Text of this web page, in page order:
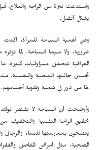
واستدعت فترة من الراحة والعلاج،
بشكل أفضل.
وعن أهمية السباحة للمرأة، أكدت
ضرورية، ولا سيما السباحة، لما
العراقية تتحمل مسؤوليات كبيرة،
تحسين حالتها الصحية والنفسية،
لها من دور في تنمية وتقوية أجسامهم.
وأوضحت أن السباحة لا تقتصر
تحقيق الراحة النفسية والتخفيف من
ينصحون بممارستها للنساء والرجال
الصحية، مثل أمراض المفاصل